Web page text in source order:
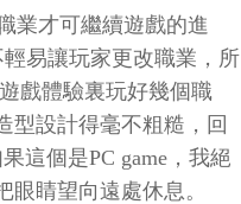
業才可繼續遊戲的進
易讓玩家更改職業，所
戲體驗裏玩好幾個職
型設計得毫不粗糙，回
這個是PC game，我絕
睛望向遠處休息。